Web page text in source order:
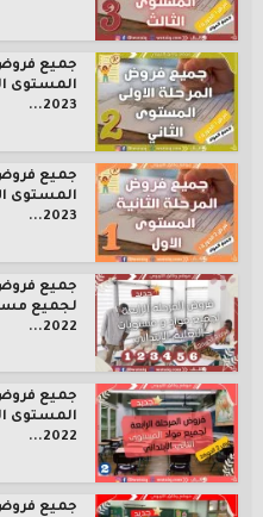
جميع فروض
المستوى
2023...
جميع فروض
المستوى
2023...
جميع فروض
لجميع
2022...
جميع فروض
المستوى
2022...
جميع فروض